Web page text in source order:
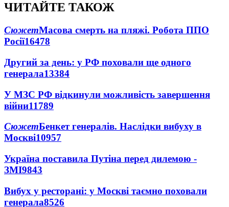
ЧИТАЙТЕ ТАКОЖ
СюжетМасова смерть на пляжі. Робота ППО
Росії16478
Другий за день: у РФ поховали ще одного
генерала13384
У МЗС РФ відкинули можливість завершення
війни11789
СюжетБенкет генералів. Наслідки вибуху в
Москві10957
Україна поставила Путіна перед дилемою -
ЗМІ9843
Вибух у ресторані: у Москві таємно поховали
генерала8526